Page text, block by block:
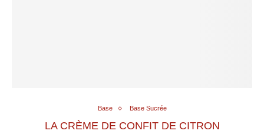
Base Base Sucrée
LA CRÈME DE CONFIT DE CITRON